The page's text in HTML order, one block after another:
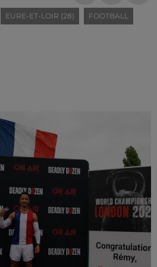
EURE-ET-LOIR (28) FOOTBALL